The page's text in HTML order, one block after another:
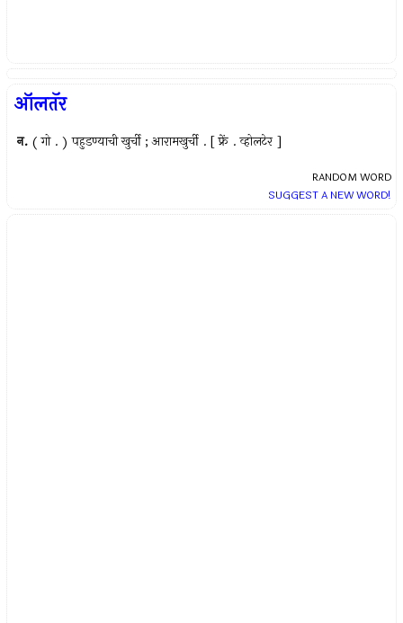
ऑलतॅर
न. ( गो . ) पहुडण्याची खुर्ची ; आरामखुर्ची . [ फ्रें . व्होलटेर ]
RANDOM WORD
SUGGEST A NEW WORD!